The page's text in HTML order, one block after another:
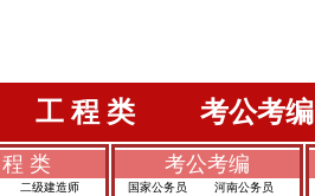
工 程 类 考公考编
类
二级建造师
考公考编
国家公务员
河南公务员